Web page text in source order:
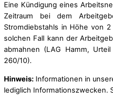
Eine Kündigung eines
Zeitraum bei dem
Stromdiebstahls in Höhe von
solchen Fall kann der
abmahnen (LAG Hamm,
260/10).
Hinweis: Informationen in
lediglich Informationszwecken.